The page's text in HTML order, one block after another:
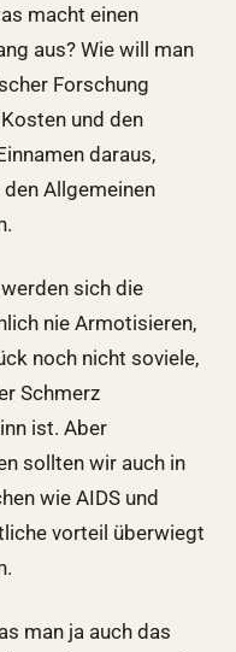
macht einen
aus? Wie will man
Forschung
und den
daraus,
Allgemeinen
sich die
nie Armotisieren,
noch nicht soviele,
Schmerz
ist. Aber
sollten wir auch in
wie AIDS und
vorteil überwiegt
man ja auch das